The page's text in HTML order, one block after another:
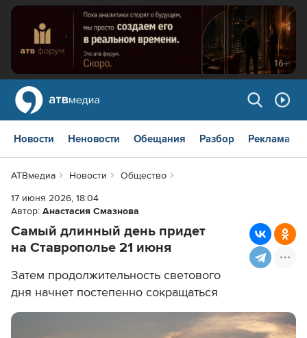
Новости Неновости Обещания Разбор Реклама
АТВмедиа Новости
Общество
17 июня 2026, 18:04
Автор: Анастасия Смазнова
Самый длинный день придет
на Ставрополье 21 июня
Затем продолжительность светового
дня начнет постепенно сокращаться